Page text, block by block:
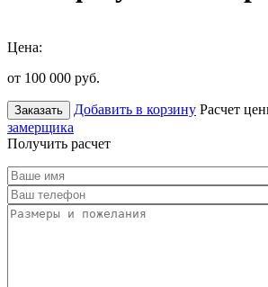
Цена:
от 100 000 руб.
Заказать Добавить в корзину Расчет
замерщика
Получить расчет